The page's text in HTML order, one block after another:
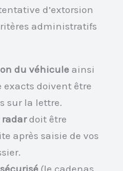
d’extorsion
administratifs
du véhicule ainsi
exacts doivent être
sur la lettre.
radardoit être
après saisie de vos